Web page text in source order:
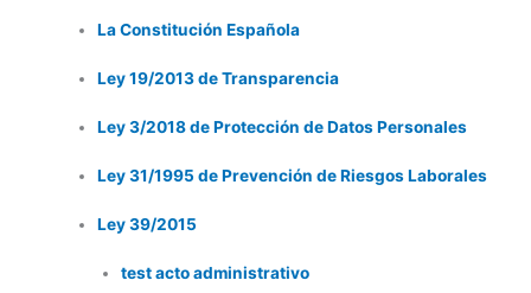
La Constitución Española
Ley 19/2013 de Transparencia
Ley 3/2018 de Protección de Datos Personales
Ley 31/1995 de Prevención de Riesgos Laborales
Ley 39/2015
test acto administrativo